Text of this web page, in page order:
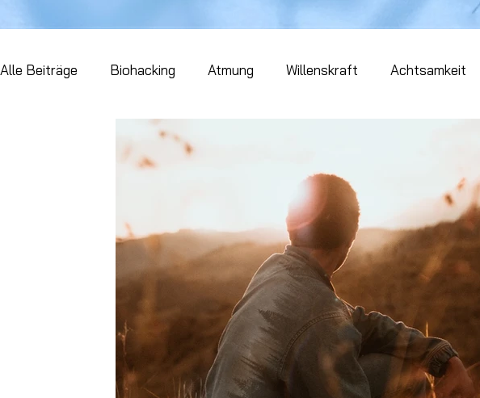
Alle Beiträge Biohacking Atmung Willenskraft Achtsamkeit